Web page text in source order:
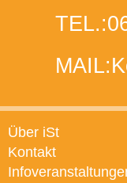
TEL.:
MAIL:
Über iSt
Kontakt